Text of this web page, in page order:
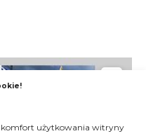
komfort użytkowania witryny